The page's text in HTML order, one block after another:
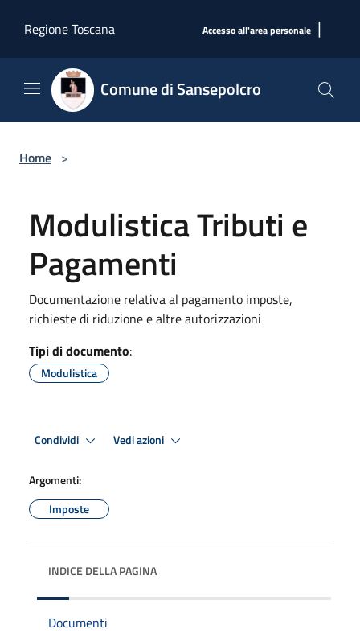
Regione Toscana
Accesso all'area personale |
Comune di Sansepolcro
Home >
Modulistica Tributi e
Pagamenti
Documentazione relativa al pagamento imposte,
richieste di riduzione e altre autorizzazioni
Tipi di documento:
Modulistica
Condividi Vedi azioni
Argomenti:
Imposte
INDICE DELLA PAGINA
Documenti